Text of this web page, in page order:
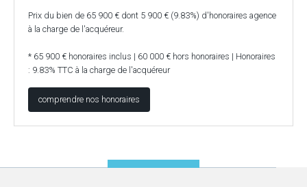
Prix du bien de 65 900 € dont 5 900 € (9.83%) d'honoraires agence
à la charge de l'acquéreur.
* 65 900 € honoraires inclus | 60 000 € hors honoraires | Honoraires
: 9.83% TTC à la charge de l'acquéreur
comprendre nos honoraires